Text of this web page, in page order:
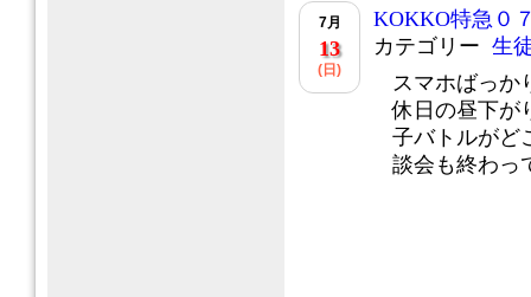
7月
13
(日)
KOKKO特急０
カテゴリー 生
スマホばっ
休日の昼下が
子バトルがど
談会も終わっ